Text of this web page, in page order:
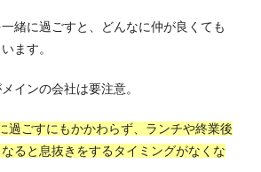
緒に過ごすと、どんなに仲が良くても
ます。
インの会社は要注意。
過ごすにもかかわらず、ランチや終業後
ると息抜きをするタイミングがなくな